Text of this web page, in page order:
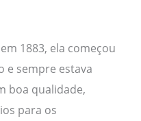
1883, ela começou
e sempre estava
boa qualidade,
para os